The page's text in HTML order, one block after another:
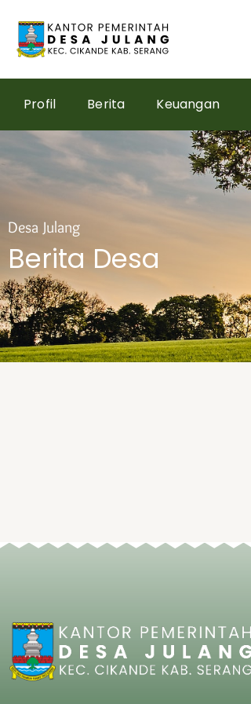
content
Profil Berita Keuangan
Desa Julang
Berita Desa